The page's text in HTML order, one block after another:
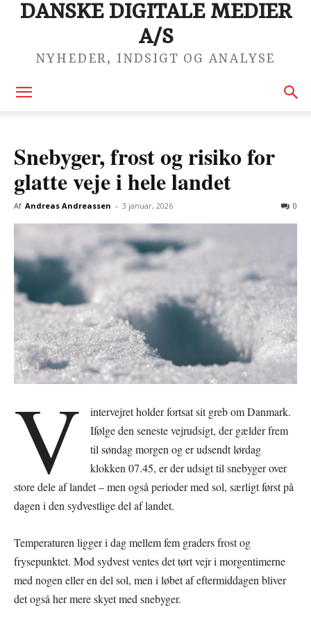
DANSKE DIGITALE MEDIER
A/S
NYHEDER, INDSIGT OG ANALYSE
Snebyger, frost og risiko for
glatte veje i hele landet
Af Andreas Andreassen - 3 januar, 2026 0
V
intervejret holder fortsat sit greb om Danmark.
Ifølge den seneste vejrudsigt, der gælder frem
til søndag morgen og er udsendt lørdag
klokken 07.45, er der udsigt til snebyger over
store dele af landet – men også perioder med sol, særligt først på
dagen i den sydvestlige del af landet.
Temperaturen ligger i dag mellem fem graders frost og
frysepunktet. Mod sydvest ventes det tørt vejr i morgentimerne
med nogen eller en del sol, men i løbet af eftermiddagen bliver
det også her mere skyet med snebyger.